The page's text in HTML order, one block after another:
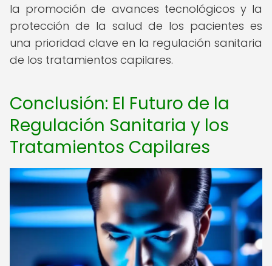
la promoción de avances tecnológicos y la
protección de la salud de los pacientes es
una prioridad clave en la regulación sanitaria
de los tratamientos capilares.
Conclusión: El Futuro de la
Regulación Sanitaria y los
Tratamientos Capilares